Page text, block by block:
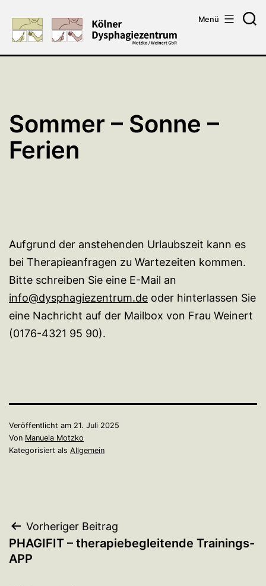
Inhalt
springen
Menü
Sommer – Sonne –
Ferien
Aufgrund der anstehenden Urlaubszeit kann es
bei Therapieanfragen zu Wartezeiten kommen.
Bitte schreiben Sie eine E-Mail an
info@dysphagiezentrum.de oder hinterlassen Sie
eine Nachricht auf der Mailbox von Frau Weinert
(0176-4321 95 90).
Veröffentlicht am 21. Juli 2025
Von Manuela Motzko
Kategorisiert als Allgemein
Beitragsnavigation
Vorheriger Beitrag
PHAGIFIT – therapiebegleitende Trainings-
APP